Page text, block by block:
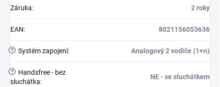
Záruka: 2 roky
EAN: 8021156053636
? Systém zapojení: Analogový 2 vodiče (1+n)
?
Handsfree - bez
sluchátka:
NE - se sluchátkem